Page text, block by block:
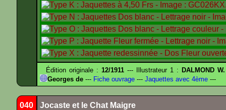
Édition originale : 12/1911 --- Illustrateur 1 : DALMOND W.
Georges de --- Fiche ouvrage --- Jaquettes avec 4ème ---
040 Jocaste et le Chat Maigre